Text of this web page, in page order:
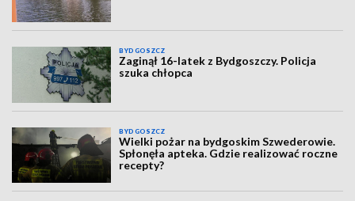
BYDGOSZCZ
Zaginął 16-latek z Bydgoszczy. Policja
szuka chłopca
BYDGOSZCZ
Wielki pożar na bydgoskim Szwederowie.
Spłonęła apteka. Gdzie realizować roczne
recepty?